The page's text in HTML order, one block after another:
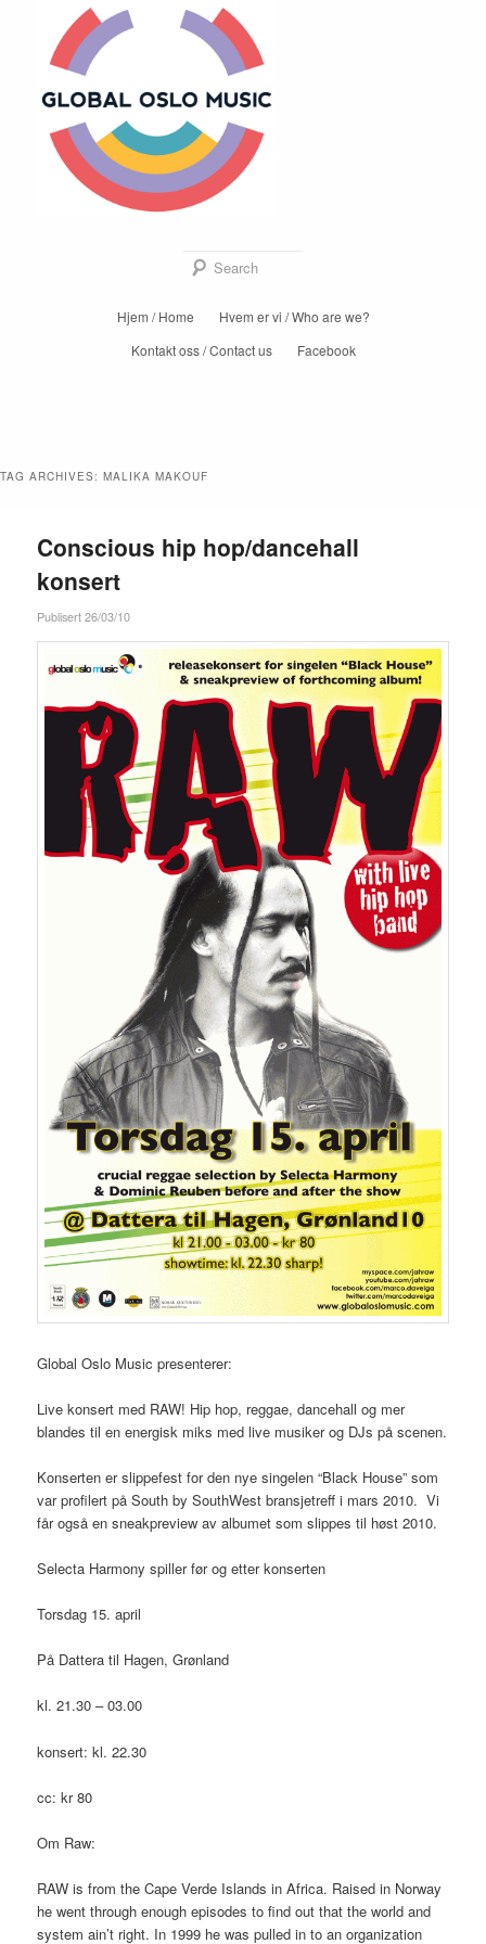
Global Oslo
Music
Skip
to
Skip
to
Hjem / Home
Hvem er vi / Who are we?
Kontakt oss / Contact us
Facebook
TAG ARCHIVES: MALIKA MAKOUF
Conscious hip hop/dancehall
konsert
Publisert 26/03/10
Global Oslo Music presenterer:
Live konsert med RAW! Hip hop, reggae, dancehall og mer
blandes til en energisk miks med live musiker og DJs på scenen.
Konserten er slippefest for den nye singelen “Black House” som
var profilert på South by SouthWest bransjetreff i mars 2010. Vi
får også en sneakpreview av albumet som slippes til høst 2010.
Selecta Harmony spiller før og etter konserten
Torsdag 15. april
På Dattera til Hagen, Grønland
kl. 21.30 – 03.00
konsert: kl. 22.30
cc: kr 80
Om Raw:
RAW is from the Cape Verde Islands in Africa. Raised in Norway
he went through enough episodes to find out that the world and
system ain’t right. In 1999 he was pulled in to an organization